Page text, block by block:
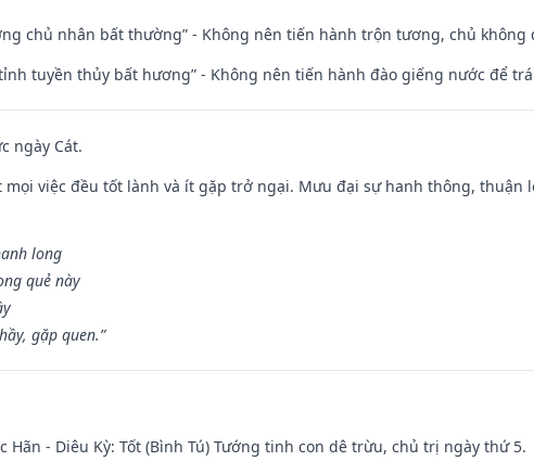
chủ nhân bất thường” - Không nên tiến hành trộn tương, chủ không
tỉnh tuyền thủy bất hương” - Không nên tiến hành đào giếng nước để
ngày Cát.
mọi việc đều tốt lành và ít gặp trở ngại. Mưu đại sự hanh thông,
long
quẻ này
gặp quen.”
Hãn - Diêu Kỳ: Tốt (Bình Tú) Tướng tinh con dê trừu, chủ trị ngày thứ 5.